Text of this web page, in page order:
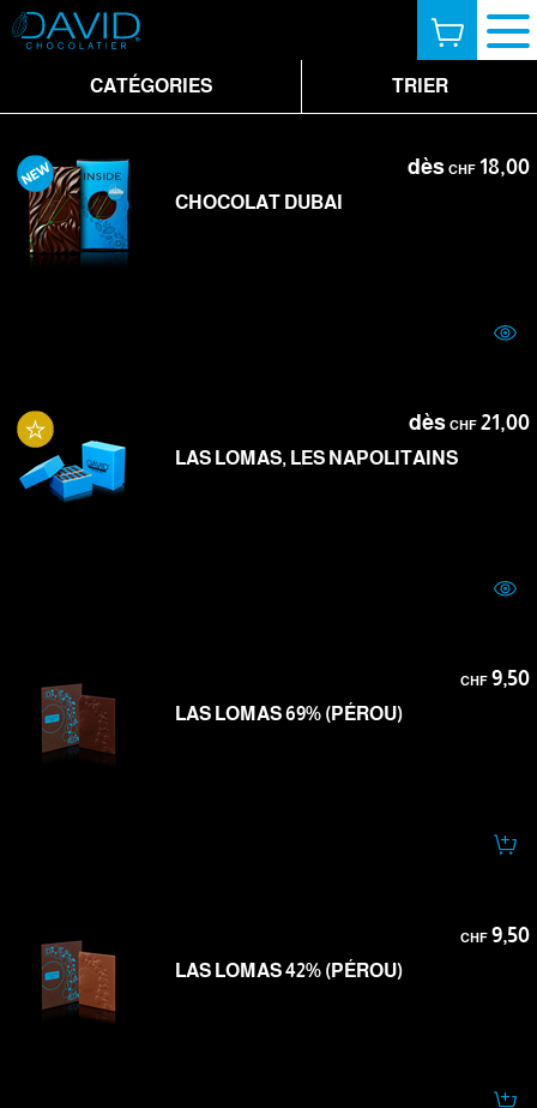
CATÉGORIES TRIER
dès CHF18,00
CHOCOLAT DUBAI
dès CHF21,00
LAS LOMAS, LES NAPOLITAINS
CHF9,50
LAS LOMAS 69% (PÉROU)
CHF9,50
LAS LOMAS 42% (PÉROU)